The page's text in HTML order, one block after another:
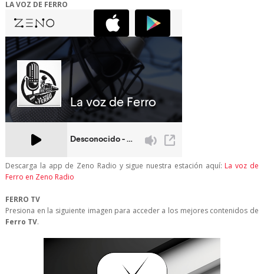
LA VOZ DE FERRO
Descarga la app de Zeno Radio y sigue nuestra estación aquí: La voz de
Ferro en Zeno Radio
FERRO TV
Presiona en la siguiente imagen para acceder a los mejores contenidos de
Ferro TV.